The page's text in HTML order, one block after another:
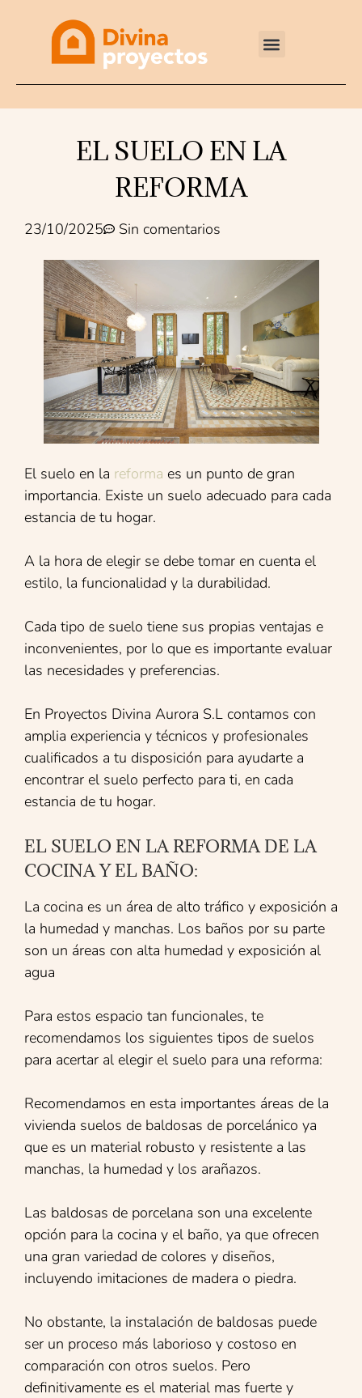
EL SUELO EN LA
REFORMA
23/10/2025 Sin comentarios
El suelo en la reforma es un punto de gran
importancia. Existe un suelo adecuado para cada
estancia de tu hogar.
A la hora de elegir se debe tomar en cuenta el
estilo, la funcionalidad y la durabilidad.
Cada tipo de suelo tiene sus propias ventajas e
inconvenientes, por lo que es importante evaluar
las necesidades y preferencias.
En Proyectos Divina Aurora S.L contamos con
amplia experiencia y técnicos y profesionales
cualificados a tu disposición para ayudarte a
encontrar el suelo perfecto para ti, en cada
estancia de tu hogar.
EL SUELO EN LA REFORMA DE LA
COCINA Y EL BAÑO:
La cocina es un área de alto tráfico y exposición a
la humedad y manchas. Los baños por su parte
son un áreas con alta humedad y exposición al
agua
Para estos espacio tan funcionales, te
recomendamos los siguientes tipos de suelos
para acertar al elegir el suelo para una reforma:
Recomendamos en esta importantes áreas de la
vivienda suelos de baldosas de porcelánico ya
que es un material robusto y resistente a las
manchas, la humedad y los arañazos.
Las baldosas de porcelana son una excelente
opción para la cocina y el baño, ya que ofrecen
una gran variedad de colores y diseños,
incluyendo imitaciones de madera o piedra.
No obstante, la instalación de baldosas puede
ser un proceso más laborioso y costoso en
comparación con otros suelos. Pero
definitivamente es el material mas fuerte y